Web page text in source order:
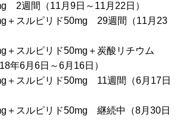
2週間（11月9日～11月22日）
＋スルピリド50mg 29週間（11月23
＋スルピリド50mg＋炭酸リチウム
年6月6日～6月16日）
＋スルピリド50mg 11週間（6月17日
＋スルピリド50mg 継続中（8月30日